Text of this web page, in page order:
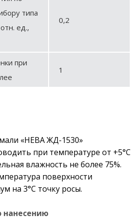
типа
ед.,
0,2
при
1
«НЕВА ЖД-1530»
при температуре от +5°С
влажность не более 75%.
поверхности
на 3°С точку росы.
нанесению